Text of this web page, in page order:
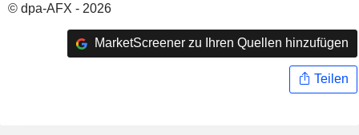
© dpa-AFX - 2026
MarketScreener zu Ihren Quellen hinzufügen
Teilen